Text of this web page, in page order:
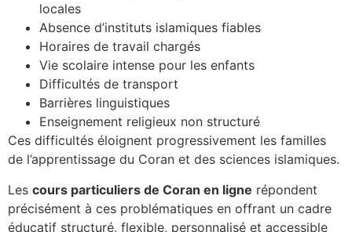
locales
Absence d’instituts islamiques fiables
Horaires de travail chargés
Vie scolaire intense pour les enfants
Difficultés de transport
Barrières linguistiques
Enseignement religieux non structuré
Ces difficultés éloignent progressivement les familles
de l’apprentissage du Coran et des sciences islamiques.
Les cours particuliers de Coran en ligne répondent
précisément à ces problématiques en offrant un cadre
éducatif structuré, flexible, personnalisé et accessible